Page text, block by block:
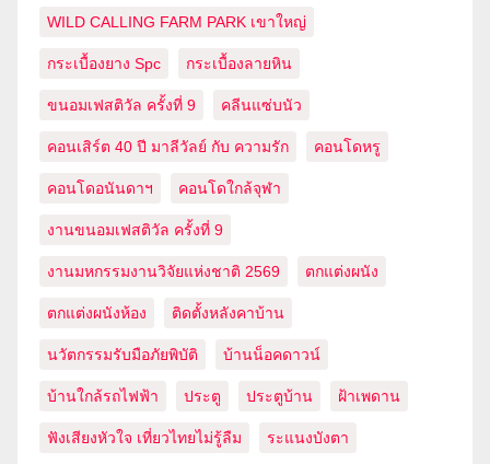
WILD CALLING FARM PARK เขาใหญ่
กระเบื้องยาง Spc กระเบื้องลายหิน
ขนอมเฟสติวัล ครั้งที่ 9 คลีนแซ่บนัว
คอนเสิร์ต 40 ปี มาลีวัลย์ กับ ความรัก คอนโดหรู
คอนโดอนันดาฯ คอนโดใกล้จุฬา
งานขนอมเฟสติวัล ครั้งที่ 9
งานมหกรรมงานวิจัยแห่งชาติ 2569 ตกแต่งผนัง
ตกแต่งผนังห้อง ติดตั้งหลังคาบ้าน
นวัตกรรมรับมือภัยพิบัติ บ้านน็อคดาวน์
บ้านใกล้รถไฟฟ้า ประตู ประตูบ้าน ฝ้าเพดาน
ฟังเสียงหัวใจ เที่ยวไทยไม่รู้ลืม ระแนงบังตา